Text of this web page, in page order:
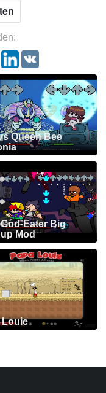
Queen Bee
God-Eater Big
Mod
Louie